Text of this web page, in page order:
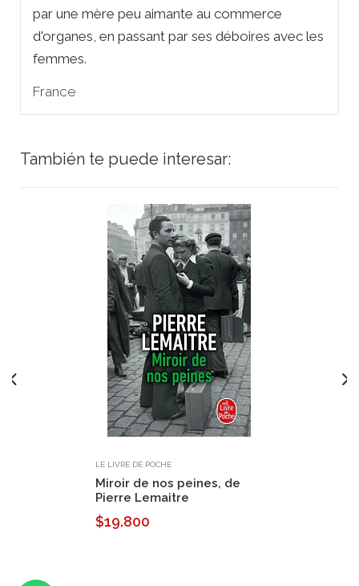
par une mère peu aimante au commerce
d'organes, en passant par ses déboires avec les
femmes.
France
También te puede interesar:
LE LIVRE DE POCHE
Miroir de nos peines, de
Pierre Lemaitre
$19.800